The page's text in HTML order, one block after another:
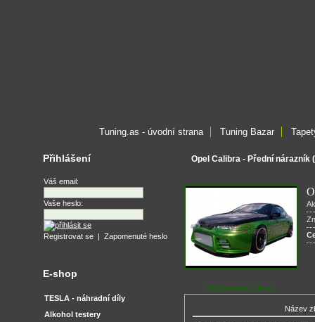
Tuning.as - úvodní strana Tuning Bazar
Opel Calibra - Přední nárazník
Objednávka zboží
Název
Přihlášení
Váš email:
Vaše heslo:
Registrovat se | Zapomenuté heslo
E-shop
TESLA - náhradní díly
Alkohol testery